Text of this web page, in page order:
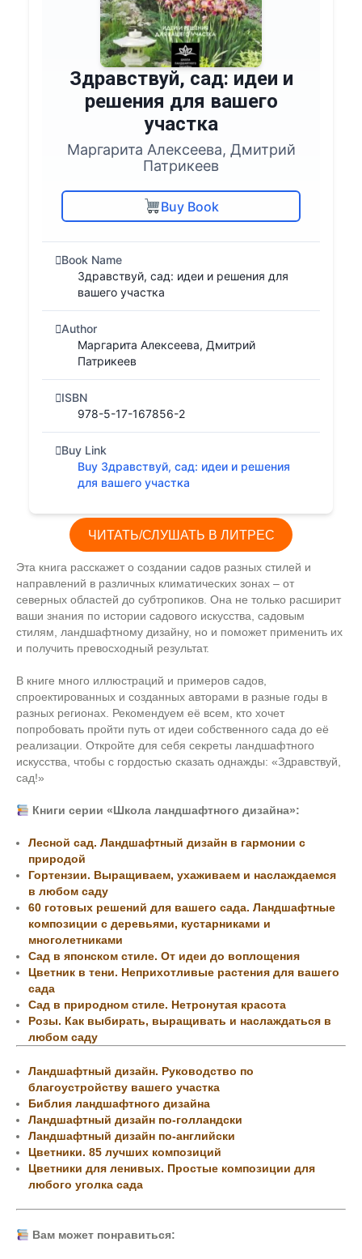
Здравствуй, сад: идеи и
решения для вашего
участка
Маргарита Алексеева, Дмитрий
Патрикеев
Buy Book
Book Name
Здравствуй, сад: идеи и решения для
вашего участка
Author
Маргарита Алексеева, Дмитрий
Патрикеев
ISBN
978-5-17-167856-2
Buy Link
Buy Здравствуй, сад: идеи и решения
для вашего участка
ЧИТАТЬ/СЛУШАТЬ В ЛИТРЕС
Эта книга расскажет о создании садов разных стилей и
направлений в различных климатических зонах – от
северных областей до субтропиков. Она не только расширит
ваши знания по истории садового искусства, садовым
стилям, ландшафтному дизайну, но и поможет применить их
и получить превосходный результат.
В книге много иллюстраций и примеров садов,
спроектированных и созданных авторами в разные годы в
разных регионах. Рекомендуем её всем, кто хочет
попробовать пройти путь от идеи собственного сада до её
реализации. Откройте для себя секреты ландшафтного
искусства, чтобы с гордостью сказать однажды: «Здравствуй,
сад!»
Книги серии «Школа ландшафтного дизайна»:
Лесной сад. Ландшафтный дизайн в гармонии с
природой
Гортензии. Выращиваем, ухаживаем и наслаждаемся
в любом саду
60 готовых решений для вашего сада. Ландшафтные
композиции с деревьями, кустарниками и
многолетниками
Сад в японском стиле. От идеи до воплощения
Цветник в тени. Неприхотливые растения для вашего
сада
Сад в природном стиле. Нетронутая красота
Розы. Как выбирать, выращивать и наслаждаться в
любом саду
Ландшафтный дизайн. Руководство по
благоустройству вашего участка
Библия ландшафтного дизайна
Ландшафтный дизайн по-голландски
Ландшафтный дизайн по-английски
Цветники. 85 лучших композиций
Цветники для ленивых. Простые композиции для
любого уголка сада
Вам может понравиться: